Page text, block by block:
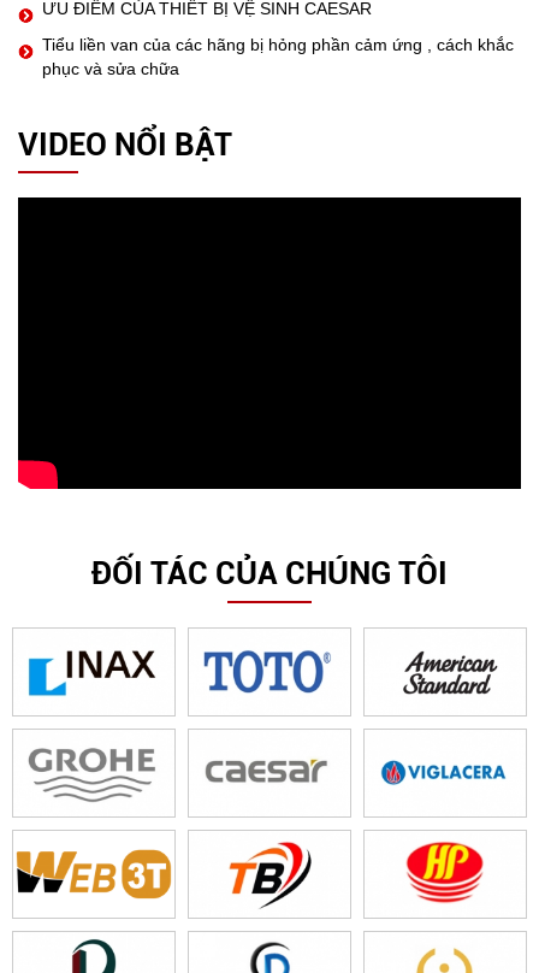
ƯU ĐIỂM CỦA THIẾT BỊ VỆ SINH CAESAR
Tiểu liền van của các hãng bị hỏng phần cảm ứng , cách khắc
phục và sửa chữa
VIDEO NỔI BẬT
ĐỐI TÁC CỦA CHÚNG TÔI